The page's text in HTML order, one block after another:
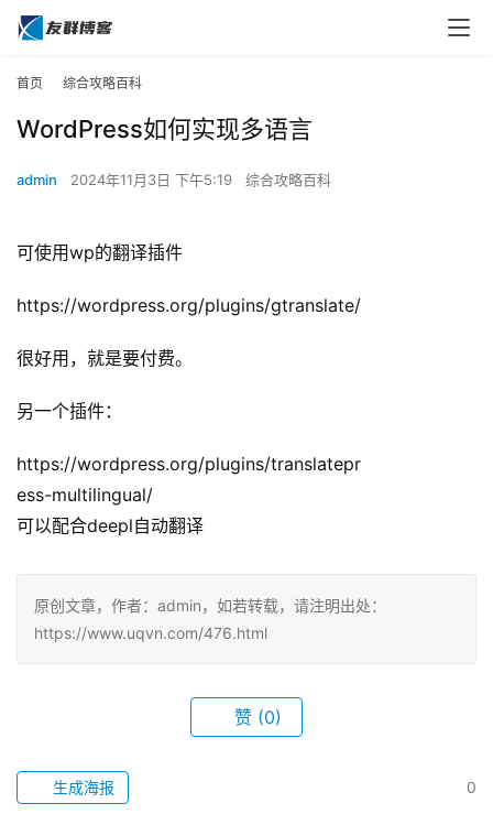
首页 综合攻略百科
WordPress如何实现多语言
admin 2024年11月3日 下午5:19 综合攻略百科
可使用wp的翻译插件
https://wordpress.org/plugins/gtranslate/
很好用，就是要付费。
另一个插件：
https://wordpress.org/plugins/translatepr
ess-multilingual/
可以配合deepl自动翻译
原创文章，作者：admin，如若转载，请注明出处：
https://www.uqvn.com/476.html
赞 (0)
0
生成海报